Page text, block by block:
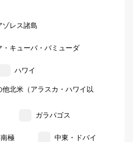
ゾレス諸島
・キューバ・バミューダ
ハワイ
北米（アラスカ・ハワイ以
ガラパゴス
南極 中東・ドバイ